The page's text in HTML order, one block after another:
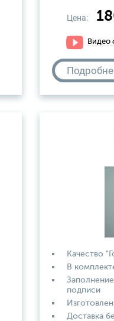
Цена:
Видео
Качество
В
подписи
Доставка